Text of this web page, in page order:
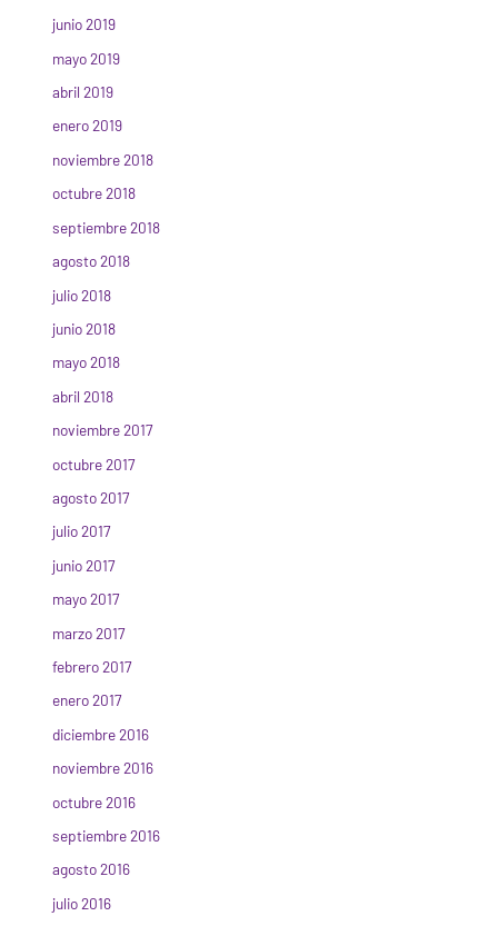
junio 2019
mayo 2019
abril 2019
enero 2019
noviembre 2018
octubre 2018
septiembre 2018
agosto 2018
julio 2018
junio 2018
mayo 2018
abril 2018
noviembre 2017
octubre 2017
agosto 2017
julio 2017
junio 2017
mayo 2017
marzo 2017
febrero 2017
enero 2017
diciembre 2016
noviembre 2016
octubre 2016
septiembre 2016
agosto 2016
julio 2016